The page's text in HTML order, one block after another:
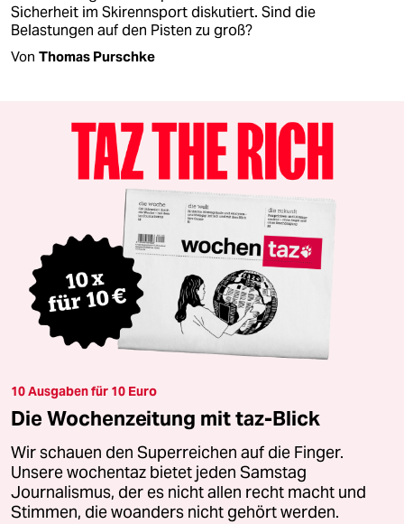
Sicherheit im Skirennsport diskutiert. Sind die
Belastungen auf den Pisten zu groß?
Von Thomas Purschke
10 Ausgaben für 10 Euro
Die Wochenzeitung mit taz-Blick
Wir schauen den Superreichen auf die Finger.
Unsere wochentaz bietet jeden Samstag
Journalismus, der es nicht allen recht macht und
Stimmen, die woanders nicht gehört werden.